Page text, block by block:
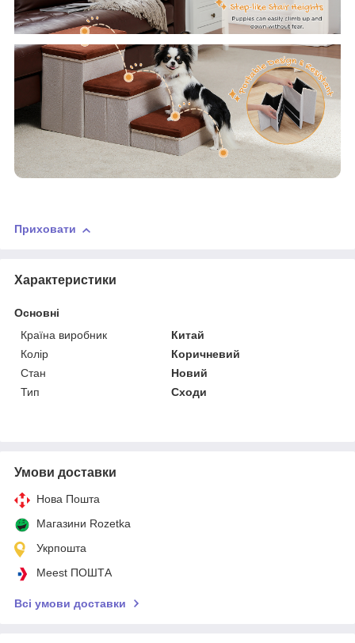
Приховати
Характеристики
Основні
Країна виробник
Китай
Колір
Коричневий
Стан
Новий
Тип
Сходи
Умови доставки
Нова Пошта
Магазини Rozetka
Укрпошта
Meest ПОШТА
Всі умови доставки